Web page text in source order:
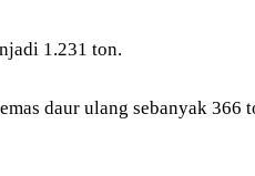
1.231 ton.
daur ulang sebanyak 366